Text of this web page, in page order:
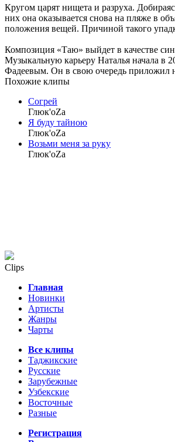
Кругом царят нищета и разруха.
них она оказывается снова на пляже в
положения вещей. Причиной такого
Композиция «Таю» выйдет в качестве
Музыкальную карьеру Наталья начала в
Фадеевым. Он в свою очередь приложил
Похожие клипы
Согрей
Глюк'oZa
Я буду тайною
Глюк'oZa
Возьми меня за руку
Глюк'oZa
Clips
Главная
Новинки
Артисты
Жанры
Чарты
Все клипы
Таджикские
Русские
Зарубежные
Узбекские
Восточные
Разные
Регистрация